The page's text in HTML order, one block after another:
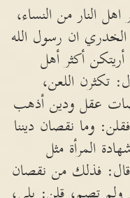
النار من النساء،
ان رسول الله
أكثر أهل
تكثرن اللعن،
عقل ودين أذهب
وما نقصان ديننا
المرأة مثل
فذلك من نقصان